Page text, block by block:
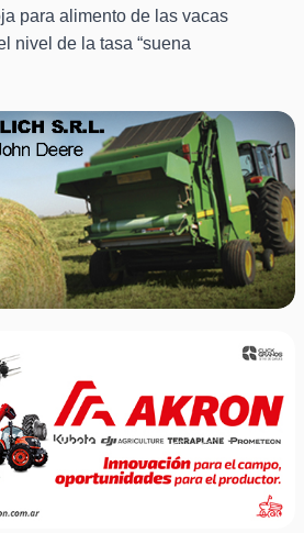
para alimento de las vacas
nivel de la tasa “suena